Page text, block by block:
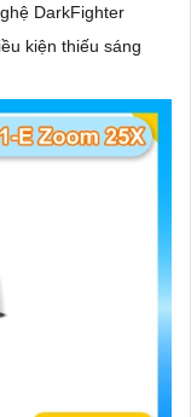
DarkFighter
kiện thiếu sáng